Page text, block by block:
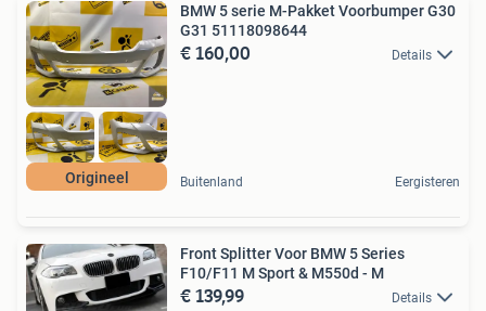
Origineel
BMW 5 serie M-Pakket Voorbumper G30
G31 51118098644
€ 160,00 Details
Buitenland Eergisteren
Front Splitter Voor BMW 5 Series
F10/F11 M Sport & M550d - M
€ 139,99 Details